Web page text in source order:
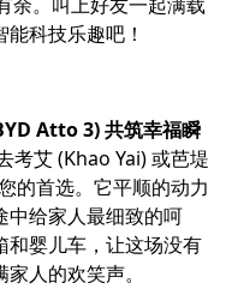
余。叫上好友一起满载
科技乐趣吧！
Atto 3) 共筑幸福瞬
考艾 (Khao Yai) 或芭堤
的首选。它平顺的动力
中给家人最细致的呵
和婴儿车，让这场没有
人的欢笑声。